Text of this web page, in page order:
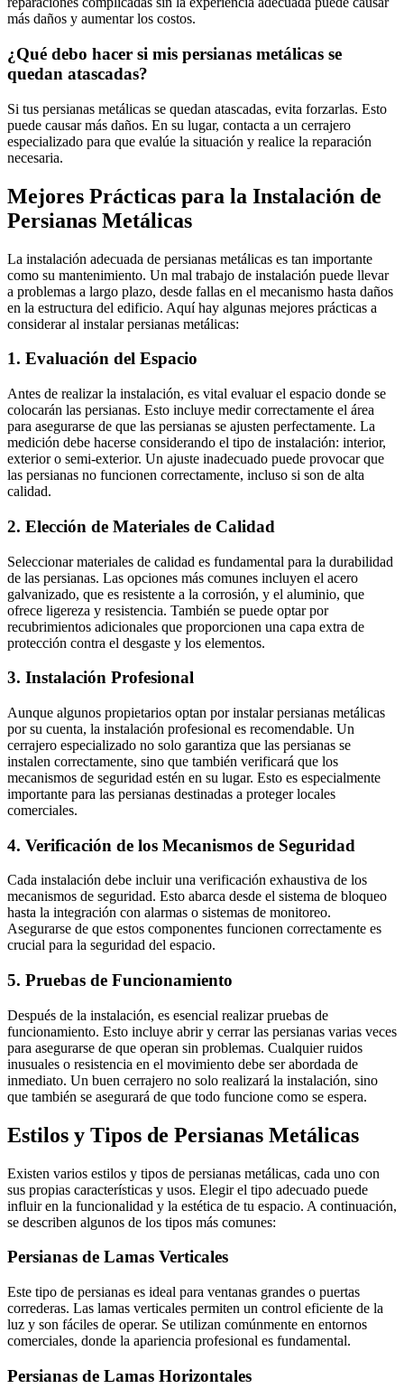
más daños y aumentar los costos.
¿Qué debo hacer si mis persianas metálicas se
quedan atascadas?
Si tus persianas metálicas se quedan atascadas, evita forzarlas. Esto
puede causar más daños. En su lugar, contacta a un cerrajero
especializado para que evalúe la situación y realice la reparación
necesaria.
Mejores Prácticas para la Instalación de
Persianas Metálicas
La instalación adecuada de persianas metálicas es tan importante
como su mantenimiento. Un mal trabajo de instalación puede llevar
a problemas a largo plazo, desde fallas en el mecanismo hasta daños
en la estructura del edificio. Aquí hay algunas mejores prácticas a
considerar al instalar persianas metálicas:
1. Evaluación del Espacio
Antes de realizar la instalación, es vital evaluar el espacio donde se
colocarán las persianas. Esto incluye medir correctamente el área
para asegurarse de que las persianas se ajusten perfectamente. La
medición debe hacerse considerando el tipo de instalación: interior,
exterior o semi-exterior. Un ajuste inadecuado puede provocar que
las persianas no funcionen correctamente, incluso si son de alta
calidad.
2. Elección de Materiales de Calidad
Seleccionar materiales de calidad es fundamental para la durabilidad
de las persianas. Las opciones más comunes incluyen el acero
galvanizado, que es resistente a la corrosión, y el aluminio, que
ofrece ligereza y resistencia. También se puede optar por
recubrimientos adicionales que proporcionen una capa extra de
protección contra el desgaste y los elementos.
3. Instalación Profesional
Aunque algunos propietarios optan por instalar persianas metálicas
por su cuenta, la instalación profesional es recomendable. Un
cerrajero especializado no solo garantiza que las persianas se
instalen correctamente, sino que también verificará que los
mecanismos de seguridad estén en su lugar. Esto es especialmente
importante para las persianas destinadas a proteger locales
comerciales.
4. Verificación de los Mecanismos de Seguridad
Cada instalación debe incluir una verificación exhaustiva de los
mecanismos de seguridad. Esto abarca desde el sistema de bloqueo
hasta la integración con alarmas o sistemas de monitoreo.
Asegurarse de que estos componentes funcionen correctamente es
crucial para la seguridad del espacio.
5. Pruebas de Funcionamiento
Después de la instalación, es esencial realizar pruebas de
funcionamiento. Esto incluye abrir y cerrar las persianas varias veces
para asegurarse de que operan sin problemas. Cualquier ruidos
inusuales o resistencia en el movimiento debe ser abordada de
inmediato. Un buen cerrajero no solo realizará la instalación, sino
que también se asegurará de que todo funcione como se espera.
Estilos y Tipos de Persianas Metálicas
Existen varios estilos y tipos de persianas metálicas, cada uno con
sus propias características y usos. Elegir el tipo adecuado puede
influir en la funcionalidad y la estética de tu espacio. A continuación,
se describen algunos de los tipos más comunes:
Persianas de Lamas Verticales
Este tipo de persianas es ideal para ventanas grandes o puertas
correderas. Las lamas verticales permiten un control eficiente de la
luz y son fáciles de operar. Se utilizan comúnmente en entornos
comerciales, donde la apariencia profesional es fundamental.
Persianas de Lamas Horizontales